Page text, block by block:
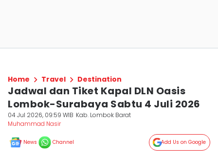
Home Travel Destination
Jadwal dan Tiket Kapal DLN Oasis
Lombok-Surabaya Sabtu 4 Juli 2026
04 Jul 2026, 09:59 WIB Kab. Lombok Barat
Muhammad Nasir
News Channel Add Us on Google